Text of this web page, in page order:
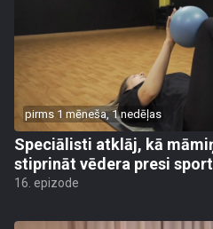
pirms 1 mēneša, 1 nedēļas
Speciālisti atklāj, kā
stiprināt vēdera presi
16. epizode